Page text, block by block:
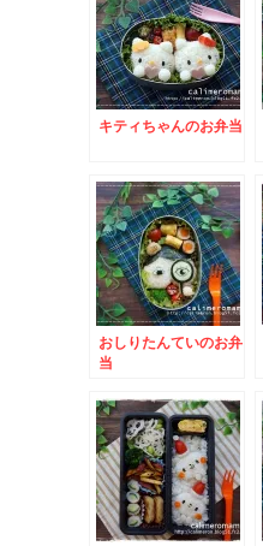
キティちゃんのお弁当
おしりたんていのお弁
当